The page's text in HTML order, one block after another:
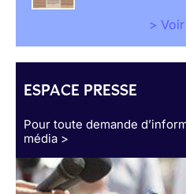
>
ESPACE PRESSE
Pour toute demande
média >